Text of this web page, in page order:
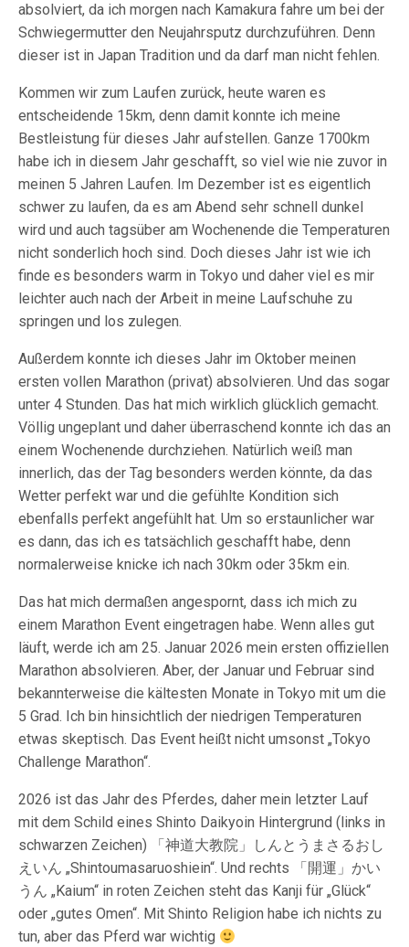
absolviert, da ich morgen nach Kamakura fahre um bei der
Schwiegermutter den Neujahrsputz durchzuführen. Denn
dieser ist in Japan Tradition und da darf man nicht fehlen.
Kommen wir zum Laufen zurück, heute waren es
entscheidende 15km, denn damit konnte ich meine
Bestleistung für dieses Jahr aufstellen. Ganze 1700km
habe ich in diesem Jahr geschafft, so viel wie nie zuvor in
meinen 5 Jahren Laufen. Im Dezember ist es eigentlich
schwer zu laufen, da es am Abend sehr schnell dunkel
wird und auch tagsüber am Wochenende die Temperaturen
nicht sonderlich hoch sind. Doch dieses Jahr ist wie ich
finde es besonders warm in Tokyo und daher viel es mir
leichter auch nach der Arbeit in meine Laufschuhe zu
springen und los zulegen.
Außerdem konnte ich dieses Jahr im Oktober meinen
ersten vollen Marathon (privat) absolvieren. Und das sogar
unter 4 Stunden. Das hat mich wirklich glücklich gemacht.
Völlig ungeplant und daher überraschend konnte ich das an
einem Wochenende durchziehen. Natürlich weiß man
innerlich, das der Tag besonders werden könnte, da das
Wetter perfekt war und die gefühlte Kondition sich
ebenfalls perfekt angefühlt hat. Um so erstaunlicher war
es dann, das ich es tatsächlich geschafft habe, denn
normalerweise knicke ich nach 30km oder 35km ein.
Das hat mich dermaßen angespornt, dass ich mich zu
einem Marathon Event eingetragen habe. Wenn alles gut
läuft, werde ich am 25. Januar 2026 mein ersten offiziellen
Marathon absolvieren. Aber, der Januar und Februar sind
bekannterweise die kältesten Monate in Tokyo mit um die
5 Grad. Ich bin hinsichtlich der niedrigen Temperaturen
etwas skeptisch. Das Event heißt nicht umsonst „Tokyo
Challenge Marathon“.
2026 ist das Jahr des Pferdes, daher mein letzter Lauf
mit dem Schild eines Shinto Daikyoin Hintergrund (links in
schwarzen Zeichen) 「神道大教院」しんとうまさるおし
えいん „Shintoumasaruoshiein“. Und rechts 「開運」かい
うん „Kaium“ in roten Zeichen steht das Kanji für „Glück“
oder „gutes Omen“. Mit Shinto Religion habe ich nichts zu
tun, aber das Pferd war wichtig